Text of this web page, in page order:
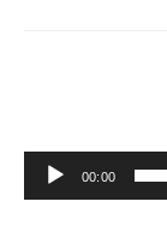
Audio
prehrávač
00:00